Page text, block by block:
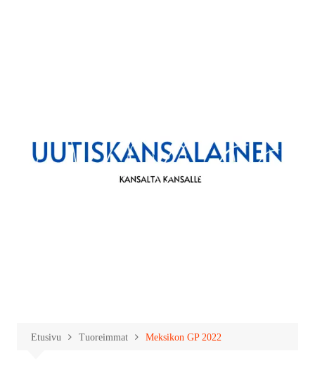
Etusivu Tuoreimmat Meksikon GP 2022